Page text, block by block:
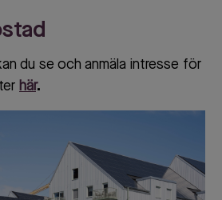
du se och anmäla intresse för
här.